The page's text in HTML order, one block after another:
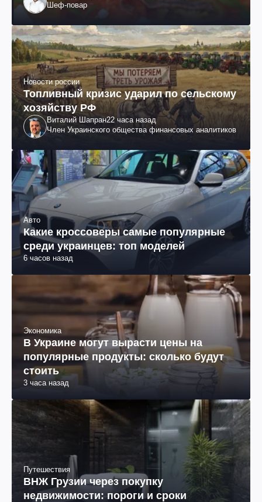
Шеф-повар
Новости россии
Топливный кризис ударил по сельскому
хозяйству РФ
Виталий Шапран22 часа назад
Член Украинского общества финансовых аналитиков
Авто
Какие кроссоверы самые популярные
среди украинцев: топ моделей
6 часов назад
Экономика
В Украине могут вырасти цены на
популярные продукты: сколько будут
стоить
3 часа назад
Путешествия
ВНЖ Грузии через покупку
недвижимости: пороги и сроки